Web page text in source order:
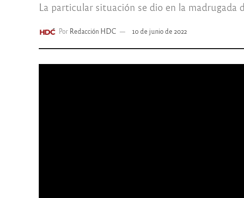
La particular situación se dio en la madrugada
Por Redacción HDC 10 de junio de 2022